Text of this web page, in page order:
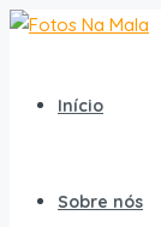
Início
Sobre nós